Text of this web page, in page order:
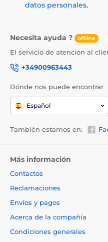
Grabación de vídeo:
256 GB; el contenido
Edición automática:si
material, puede editar
cámara es de 0,6 m/s
Tamaño compacto:
otra cámara puede
Dimensiones: 7,6 x 7,6
datos personales.
Necesita ayuda ? offline
El servicio de atención al
+34900963443
Dónde nos puede encontrar
Español
También estamos en:
Más información
Contactos
Reclamaciones
Envíos y pagos
Acerca de la compañía
Condiciones generales